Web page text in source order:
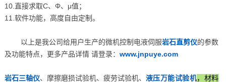
10.直接求取C、Φ、μ值；
11.软件功能，高度自由定制。
以上是我公司给用户生产的微机控制电液伺服岩石直剪仪的参数
及功能特点，更多产品详情 请登录： www.jnpuye.com
岩石三轴仪、摩擦磨损试验机、疲劳试验机、 液压万能试验机，材料